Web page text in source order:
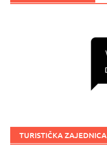
TURISTIČKA ZAJEDNICA